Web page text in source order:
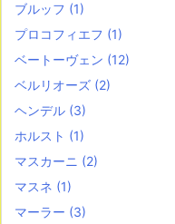
ブルッフ (1)
プロコフィエフ (1)
ベートーヴェン (12)
ベルリオーズ (2)
ヘンデル (3)
ホルスト (1)
マスカーニ (2)
マスネ (1)
マーラー (3)